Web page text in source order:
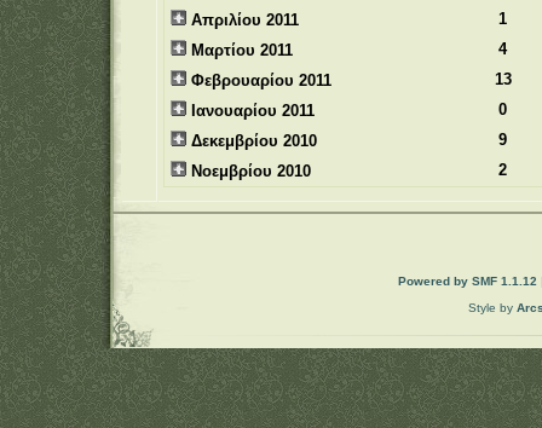
Απριλίου 2011
1
Μαρτίου 2011
4
Φεβρουαρίου 2011
13
Ιανουαρίου 2011
0
Δεκεμβρίου 2010
9
Νοεμβρίου 2010
2
Powered by SMF 1.1.12
Style by